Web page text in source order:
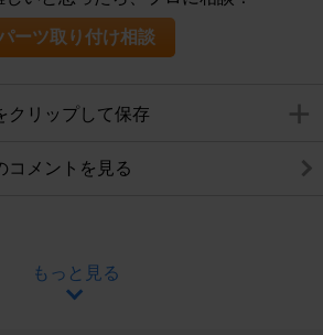
ーツ取り付け相談
クリップして保存
コメントを見る
もっと見る